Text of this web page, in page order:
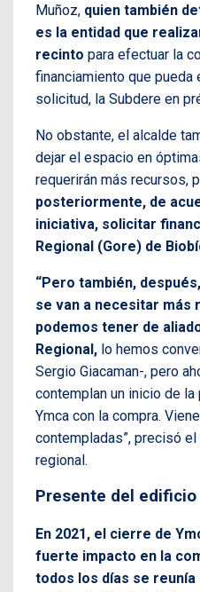
Muñoz, quien también
es la entidad que
recinto para efectuar la
financiamiento que pueda
solicitud, la Subdere en
No obstante, el alcalde
dejar el espacio en
requerirán más recursos,
posteriormente, de
iniciativa, solicitar
Regional (Gore) de
“Pero también,
se van a necesitar más
podemos tener de
Regional, lo hemos
Sergio Giacaman-, pero
contemplan un inicio de
Ymca con la compra.
contempladas”, precisó
regional.
Presente del edificio
En 2021, el cierre de
fuerte impacto en la
todos los días se